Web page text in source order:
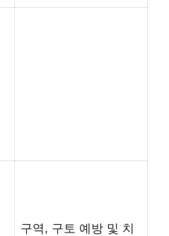
구역, 구토 예방 및 치